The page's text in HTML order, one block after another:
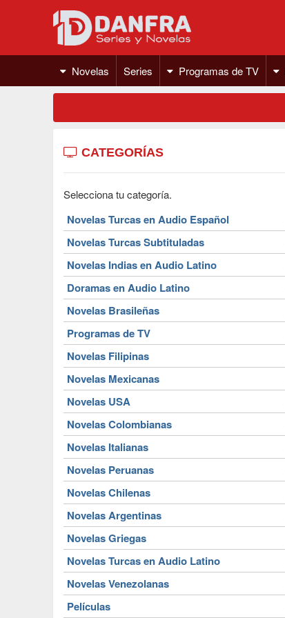
Novelas Series Programas de TV
CATEGORÍAS
Selecciona tu categoría.
Novelas Turcas en Audio Español
Novelas Turcas Subtituladas
Novelas Indias en Audio Latino
Doramas en Audio Latino
Novelas Brasileñas
Programas de TV
Novelas Filipinas
Novelas Mexicanas
Novelas USA
Novelas Colombianas
Novelas Italianas
Novelas Peruanas
Novelas Chilenas
Novelas Argentinas
Novelas Griegas
Novelas Turcas en Audio Latino
Novelas Venezolanas
Películas